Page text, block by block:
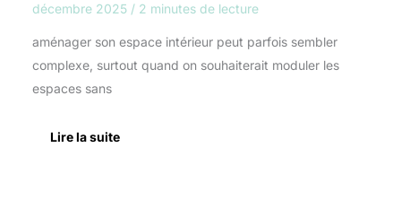
décembre 2025 / 2 minutes de lecture
aménager son espace intérieur peut parfois sembler
complexe, surtout quand on souhaiterait moduler les
espaces sans
Lire la suite